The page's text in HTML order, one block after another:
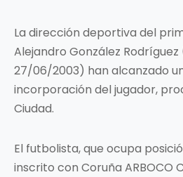
La dirección deportiva del
Alejandro González Rodríguez
27/06/2003) han alcanzado
incorporación del jugador,
Ciudad.
El futbolista, que ocupa
inscrito con Coruña ARBOCO